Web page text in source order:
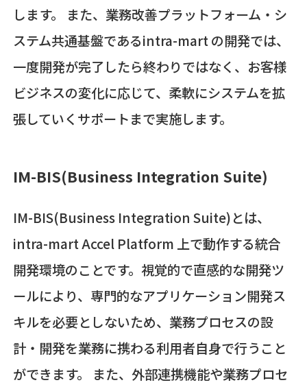
します。 また、業務改善プラットフォーム・シ
ステム共通基盤であるintra-mart の開発では、
一度開発が完了したら終わりではなく、お客様
ビジネスの変化に応じて、柔軟にシステムを拡
張していくサポートまで実施します。
IM-BIS(Business Integration Suite)
IM-BIS(Business Integration Suite)とは、
intra-mart Accel Platform 上で動作する統合
開発環境のことです。視覚的で直感的な開発ツ
ールにより、専門的なアプリケーション開発ス
キルを必要としないため、業務プロセスの設
計・開発を業務に携わる利用者自身で行うこと
ができます。 また、外部連携機能や業務プロセ